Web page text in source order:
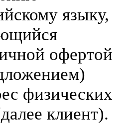
языку,
офертой
физических
клиент).